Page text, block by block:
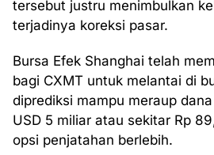
tersebut justru menimbulkan
terjadinya koreksi pasar.
Bursa Efek Shanghai telah
bagi CXMT untuk melantai di
diprediksi mampu meraup
USD 5 miliar atau sekitar Rp
opsi penjatahan berlebih.